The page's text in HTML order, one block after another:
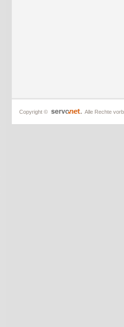
Copyright © Alle Rechte